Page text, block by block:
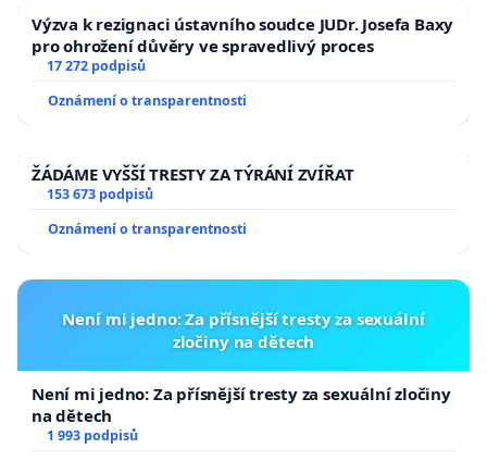
Výzva k rezignaci ústavního soudce JUDr. Josefa Baxy
pro ohrožení důvěry ve spravedlivý proces
17 272 podpisů
Oznámení o transparentnosti
ŽÁDÁME VYŠŠÍ TRESTY ZA TÝRÁNÍ ZVÍŘAT
153 673 podpisů
Oznámení o transparentnosti
Není mi jedno: Za přísnější tresty za sexuální
zločiny na dětech
Není mi jedno: Za přísnější tresty za sexuální zločiny
na dětech
1 993 podpisů